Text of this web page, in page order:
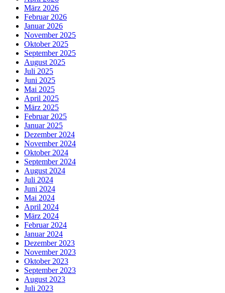
März 2026
Februar 2026
Januar 2026
November 2025
Oktober 2025
September 2025
August 2025
Juli 2025
Juni 2025
Mai 2025
April 2025
März 2025
Februar 2025
Januar 2025
Dezember 2024
November 2024
Oktober 2024
September 2024
August 2024
Juli 2024
Juni 2024
Mai 2024
April 2024
März 2024
Februar 2024
Januar 2024
Dezember 2023
November 2023
Oktober 2023
September 2023
August 2023
Juli 2023